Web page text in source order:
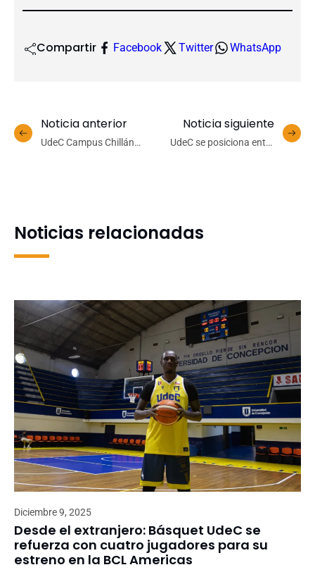
Compartir Facebook Twitter WhatsApp
Noticia anterior
UdeC Campus Chillán
Noticia siguiente
UdeC se posiciona entre
Noticias relacionadas
Diciembre 9, 2025
Desde el extranjero: Básquet UdeC se
refuerza con cuatro jugadores para su
estreno en la BCL Americas